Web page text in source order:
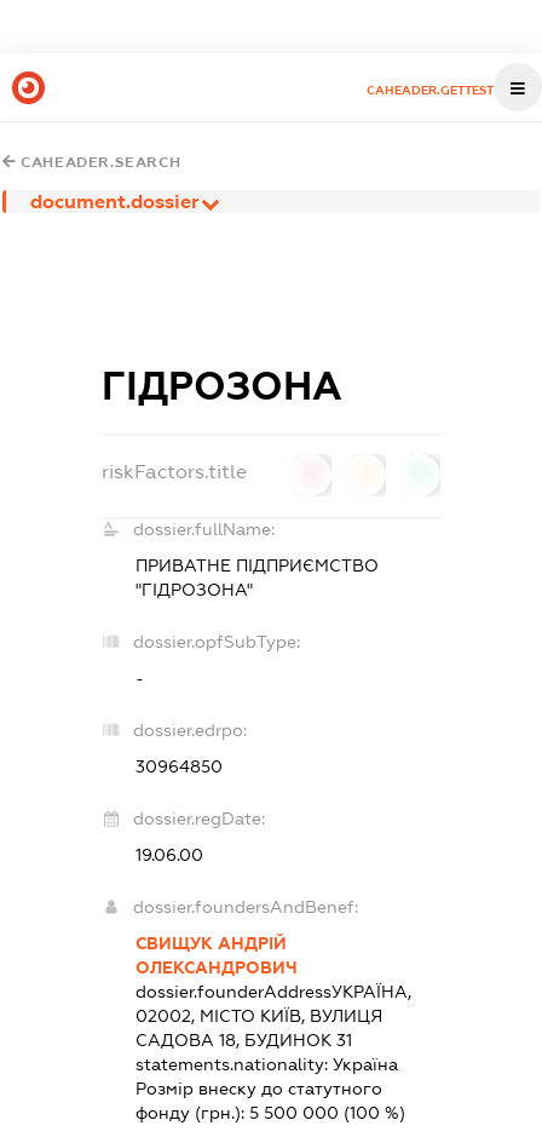
CAHEADER.GETTEST
CAHEADER.SEARCH
document.dossier
ГІДРОЗОНА
riskFactors.title
dossier.fullName:
ПРИВАТНЕ ПІДПРИЄМСТВО
"ГІДРОЗОНА"
dossier.opfSubType:
-
dossier.edrpo:
30964850
dossier.regDate:
19.06.00
dossier.foundersAndBenef:
СВИЩУК АНДРІЙ
ОЛЕКСАНДРОВИЧ
dossier.founderAddressУКРАЇНА,
02002, МІСТО КИЇВ, ВУЛИЦЯ
САДОВА 18, БУДИНОК 31
statements.nationality: Україна
Розмір внеску до статутного
фонду (грн.): 5 500 000 (100 %)